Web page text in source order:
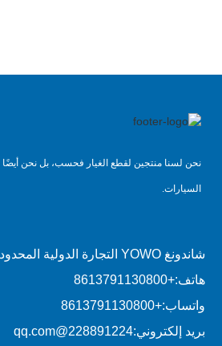
نحن لسنا منتجين لقطع الغيار فحسب، بل نحن
السيارات.
شاندونغ YOWO التجارة الدولية المحدودة
هاتف:+8613791130800
واتساب:+8613791130800
بريد إلكتروني:228891224@qq.com